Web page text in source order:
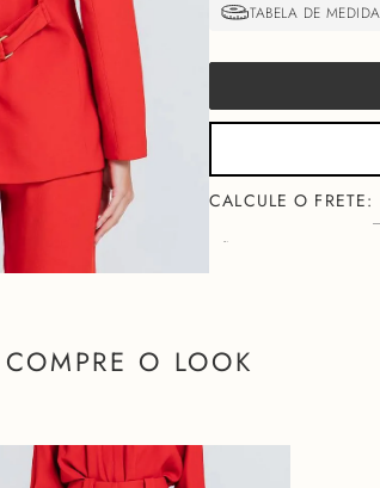
NÃO SEI MEU CEP
COMPRE O LOOK